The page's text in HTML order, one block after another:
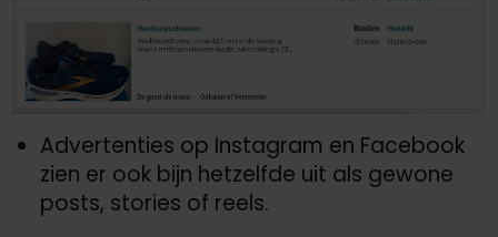
Advertenties op Instagram en Facebook
zien er ook bijn hetzelfde uit als gewone
posts, stories of reels.